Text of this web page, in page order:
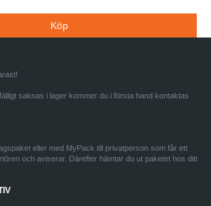
saknas i lager kommer du i första hand kontaktas
eller med MyPack till privatperson som får ett
och aviserar. Därefter hämtar du ut paketet hos ditt